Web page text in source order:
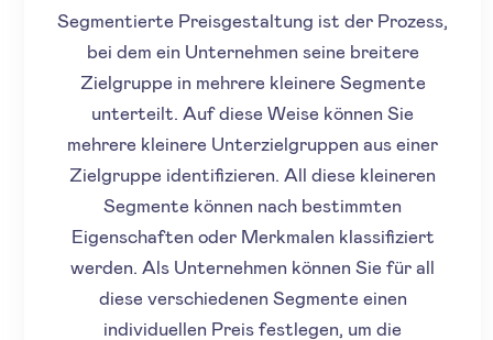
Segmentierte Preisgestaltung ist der Prozess,
bei dem ein Unternehmen seine breitere
Zielgruppe in mehrere kleinere Segmente
unterteilt. Auf diese Weise können Sie
mehrere kleinere Unterzielgruppen aus einer
Zielgruppe identifizieren. All diese kleineren
Segmente können nach bestimmten
Eigenschaften oder Merkmalen klassifiziert
werden. Als Unternehmen können Sie für all
diese verschiedenen Segmente einen
individuellen Preis festlegen, um die